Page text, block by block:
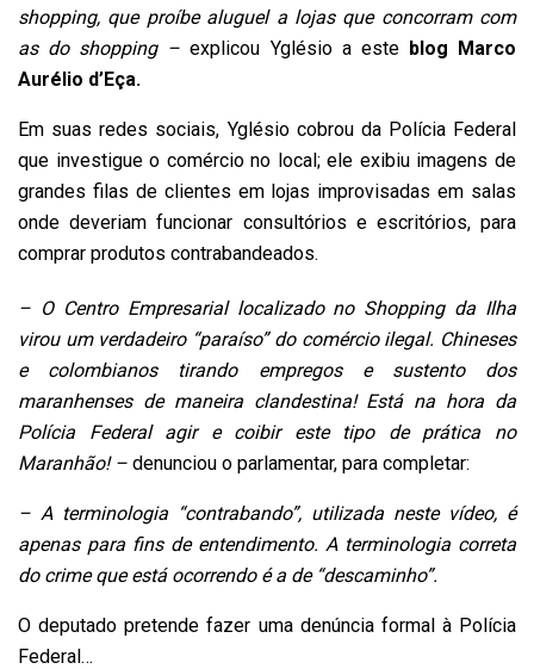
shopping, que proíbe aluguel a lojas que concorram com
as do shopping – explicou Yglésio a este blog Marco
Aurélio d’Eça.
Em suas redes sociais, Yglésio cobrou da Polícia Federal
que investigue o comércio no local; ele exibiu imagens de
grandes filas de clientes em lojas improvisadas em salas
onde deveriam funcionar consultórios e escritórios, para
comprar produtos contrabandeados.
– O Centro Empresarial localizado no Shopping da Ilha
virou um verdadeiro “paraíso” do comércio ilegal. Chineses
e colombianos tirando empregos e sustento dos
maranhenses de maneira clandestina! Está na hora da
Polícia Federal agir e coibir este tipo de prática no
Maranhão! – denunciou o parlamentar, para completar:
– A terminologia “contrabando”, utilizada neste vídeo, é
apenas para fins de entendimento. A terminologia correta
do crime que está ocorrendo é a de “descaminho”.
O deputado pretende fazer uma denúncia formal à Polícia
Federal…